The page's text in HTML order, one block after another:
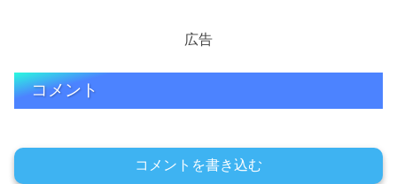
逆………………～続きを読む～
広告
コメント
コメントを書き込む